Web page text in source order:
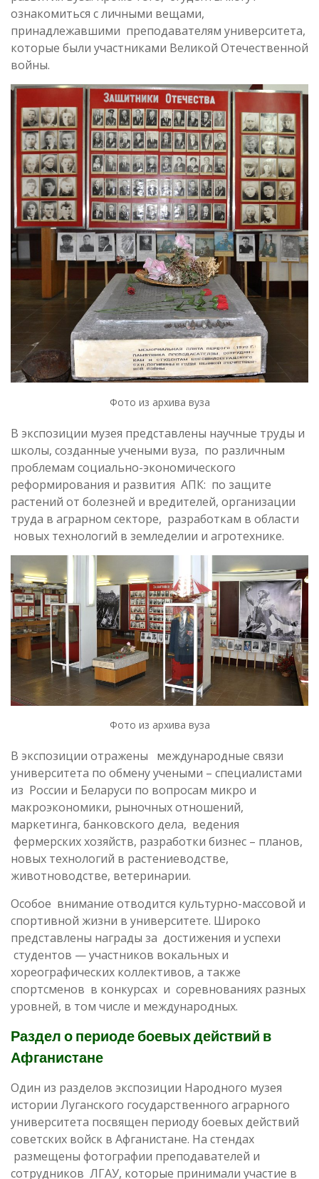
ознакомиться с личными вещами,
принадлежавшими преподавателям университета,
которые были участниками Великой Отечественной
войны.
Фото из архива вуза
В экспозиции музея представлены научные труды и
школы, созданные учеными вуза, по различным
проблемам социально-экономического
реформирования и развития АПК: по защите
растений от болезней и вредителей, организации
труда в аграрном секторе, разработкам в области
новых технологий в земледелии и агротехнике.
Фото из архива вуза
В экспозиции отражены международные связи
университета по обмену учеными – специалистами
из России и Беларуси по вопросам микро и
макроэкономики, рыночных отношений,
маркетинга, банковского дела, ведения
фермерских хозяйств, разработки бизнес – планов,
новых технологий в растениеводстве,
животноводстве, ветеринарии.
Особое внимание отводится культурно-массовой и
спортивной жизни в университете. Широко
представлены награды за достижения и успехи
студентов — участников вокальных и
хореографических коллективов, а также
спортсменов в конкурсах и соревнованиях разных
уровней, в том числе и международных.
Раздел о периоде боевых действий в
Афганистане
Один из разделов экспозиции Народного музея
истории Луганского государственного аграрного
университета посвящен периоду боевых действий
советских войск в Афганистане. На стендах
размещены фотографии преподавателей и
сотрудников ЛГАУ, которые принимали участие в